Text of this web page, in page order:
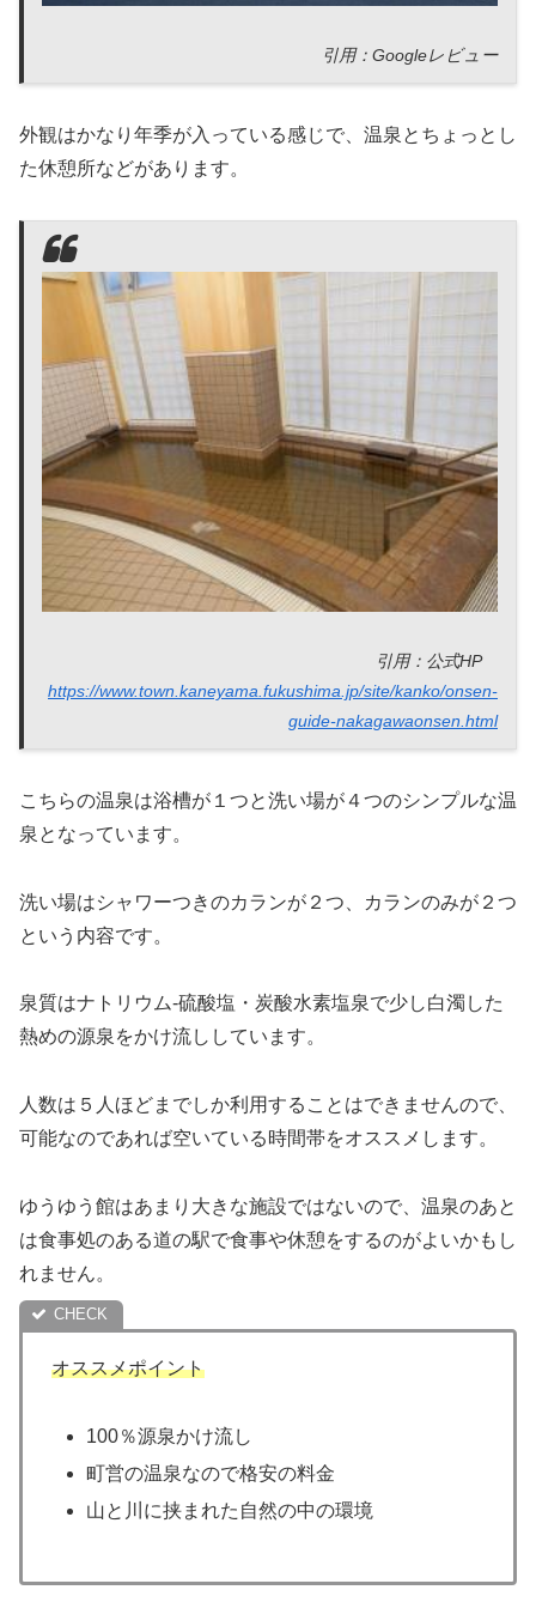
引用：Googleレビュー
外観はかなり年季が入っている感じで、温泉とちょっとし
た休憩所などがあります。
引用：公式HP
https://www.town.kaneyama.fukushima.jp/site/kanko/onsen-
guide-nakagawaonsen.html
こちらの温泉は浴槽が１つと洗い場が４つのシンプルな温
泉となっています。
洗い場はシャワーつきのカランが２つ、カランのみが２つ
という内容です。
泉質はナトリウム-硫酸塩・炭酸水素塩泉で少し白濁した
熱めの源泉をかけ流ししています。
人数は５人ほどまでしか利用することはできませんので、
可能なのであれば空いている時間帯をオススメします。
ゆうゆう館はあまり大きな施設ではないので、温泉のあと
は食事処のある道の駅で食事や休憩をするのがよいかもし
れません。
オススメポイント
100％源泉かけ流し
町営の温泉なので格安の料金
山と川に挟まれた自然の中の環境